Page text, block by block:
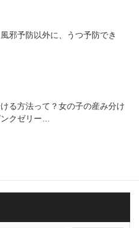
邪予防以外に、うつ予防でき
る方法って？女の子の産み分け
クゼリー…